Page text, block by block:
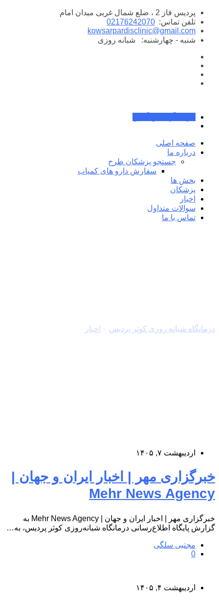
پرش
محتوا
پردیس فاز 2 ، ضلع شمال غربی میدان امام
تلفن تماس: 02176242070
kowsarpardisclinic@gmail.com
شنبه - چهارشنبه:
شبانه روزی
صفحه اصلی
درباره ما
جستجو پزشکان طرح
سفارش دارو های کمیاب
بخش ها
پزشکان
اخبار
سوالات متداول
تماس با ما
درمانگاه شبانه روزی کوثر پردیس اخبار
اردیبهشت ۷, ۱۴۰۵
خبرگزاری مهر | اخبار ایران و جهان |
Mehr News Agency
خبرگزاری مهر | اخبار ایران و جهان | Mehr News Agency به
گزارش پایگاه اطلاع‌رسانی درمانگاه شبانه‌روزی کوثر پردیس، به…
مجتبی سلگی
0
اردیبهشت ۴, ۱۴۰۵